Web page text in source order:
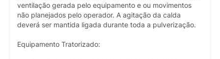
ventilação gerada pelo equipamento e ou movimentos
não planejados pelo operador. A agitação da calda
deverá ser mantida ligada durante toda a pulverização.
Equipamento Tratorizado: